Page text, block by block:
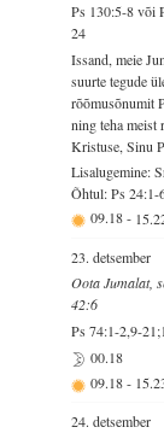
Ps 130:5-8 või
24
Issand, meie
suurte tegude
rõõmusõnumit
ning teha meist
Kristuse, Sinu
Lisalugemine:
Õhtul: Ps 24:1-
09.18-
23. detsember
Oota Jumalat,
42:6
Ps 74:1-2,9-
00.18
09.18-
24. detsember